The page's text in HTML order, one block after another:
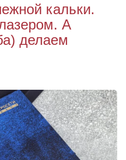
кальки.
А
делаем